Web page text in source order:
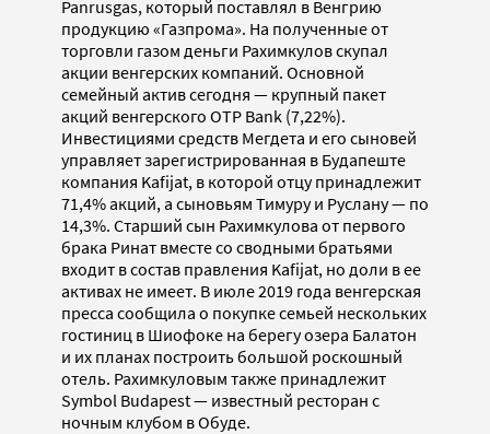
Panrusgas, который поставлял в Венгрию
продукцию «Газпрома». На полученные от
торговли газом деньги Рахимкулов скупал
акции венгерских компаний. Основной
семейный актив сегодня — крупный пакет
акций венгерского OTP Bank (7,22%).
Инвестициями средств Мегдета и его сыновей
управляет зарегистрированная в Будапеште
компания Kafijat, в которой отцу принадлежит
71,4% акций, а сыновьям Тимуру и Руслану — по
14,3%. Старший сын Рахимкулова от первого
брака Ринат вместе со сводными братьями
входит в состав правления Kafijat, но доли в ее
активах не имеет. В июле 2019 года венгерская
пресса сообщила о покупке семьей нескольких
гостиниц в Шиофоке на берегу озера Балатон
и их планах построить большой роскошный
отель. Рахимкуловым также принадлежит
Symbol Budapest — известный ресторан с
ночным клубом в Обуде.